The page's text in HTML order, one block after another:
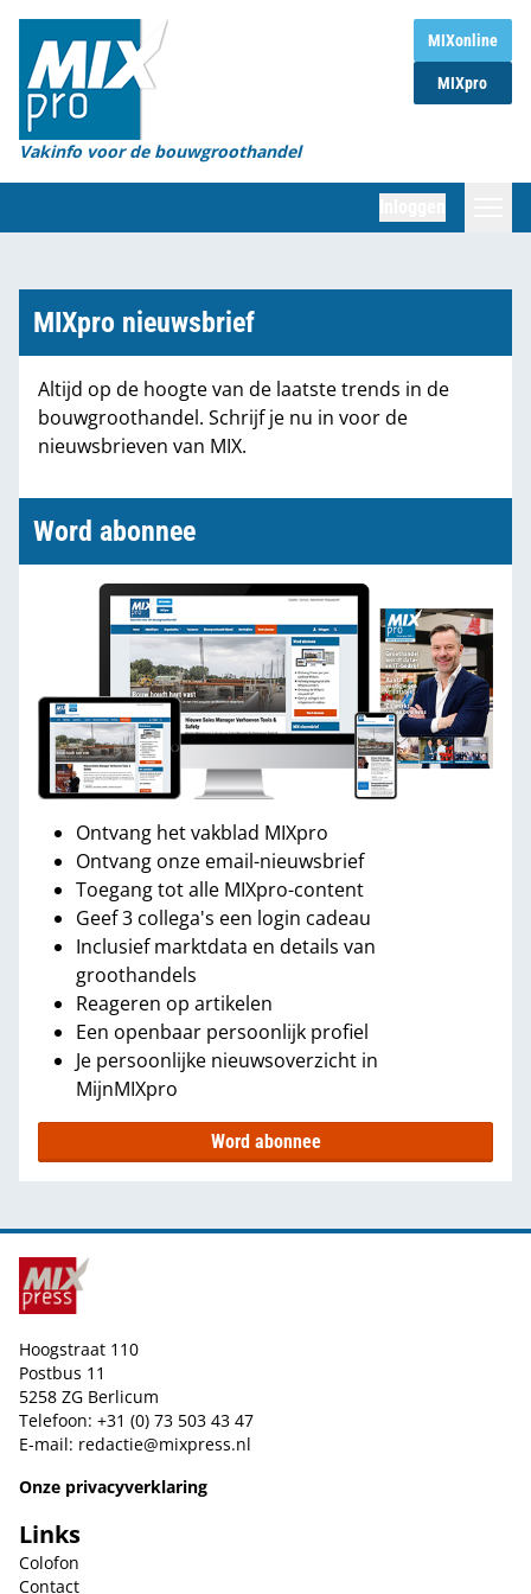
MIXonline
MIXpro
Vakinfo voor de bouwgroothandel
Home
Magazines
Organisaties
Marktcijfers
Partners
MIXpro nieuwsbrief
Altijd op de hoogte van de laatste trends in de
bouwgroothandel. Schrijf je nu in voor de
nieuwsbrieven van MIX.
Word abonnee
Ontvang het vakblad MIXpro
Ontvang onze email-nieuwsbrief
Toegang tot alle MIXpro-content
Geef 3 collega's een login cadeau
Inclusief marktdata en details van
groothandels
Reageren op artikelen
Een openbaar persoonlijk profiel
Je persoonlijke nieuwsoverzicht in
MijnMIXpro
Word abonnee
Hoogstraat 110
Postbus 11
5258 ZG Berlicum
Telefoon: +31 (0) 73 503 43 47
E-mail: redactie@mixpress.nl
Onze privacyverklaring
Links
Colofon
Contact